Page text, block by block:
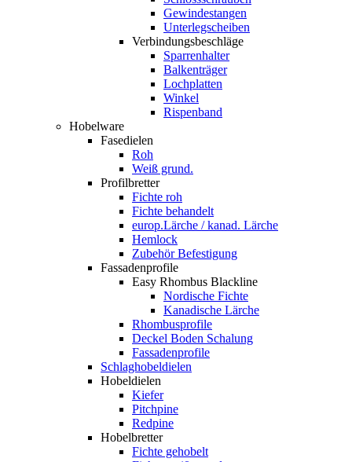
Gewindestangen
Unterlegscheiben
Verbindungsbeschläge
Sparrenhalter
Balkenträger
Lochplatten
Winkel
Rispenband
Hobelware
Fasedielen
Roh
Weiß grund.
Profilbretter
Fichte roh
Fichte behandelt
europ.Lärche / kanad. Lärche
Hemlock
Zubehör Befestigung
Fassadenprofile
Easy Rhombus Blackline
Nordische Fichte
Kanadische Lärche
Rhombusprofile
Deckel Boden Schalung
Fassadenprofile
Schlaghobeldielen
Hobeldielen
Kiefer
Pitchpine
Redpine
Hobelbretter
Fichte gehobelt